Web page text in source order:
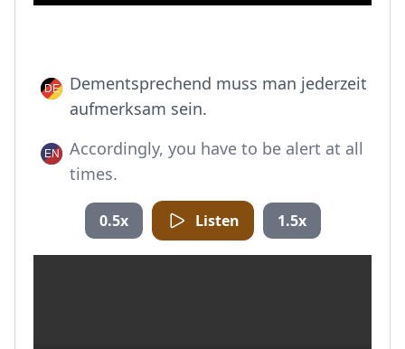
Dementsprechend muss man jederzeit
aufmerksam sein.
Accordingly, you have to be alert at all
times.
0.5x Listen 1.5x